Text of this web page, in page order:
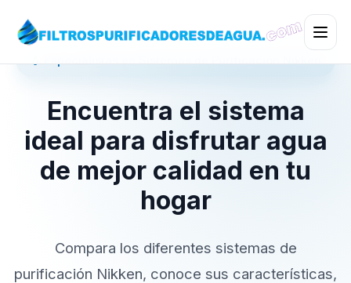
Encuentra el sistema
ideal para disfrutar agua
de mejor calidad en tu
hogar
Compara los diferentes sistemas de
purificación Nikken, conoce sus características,